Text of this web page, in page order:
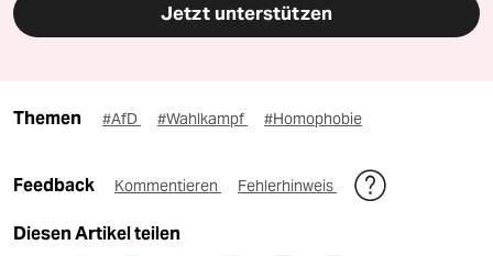
Jetzt unterstützen
Themen #AfD #Wahlkampf #Homophobie
Feedback Kommentieren Fehlerhinweis
Diesen Artikel teilen